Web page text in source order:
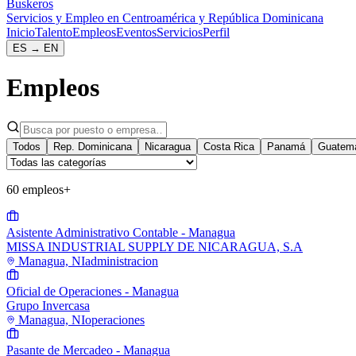
Buskeros
Servicios y Empleo en Centroamérica y República Dominicana
InicioTalentoEmpleosEventosServiciosPerfil
ES → EN
Empleos
Todos Rep. Dominicana Nicaragua Costa Rica Panamá
60 empleos+
Asistente Administrativo Contable - Managua
MISSA INDUSTRIAL SUPPLY DE NICARAGUA, S.A
Managua, NIadministracion
Oficial de Operaciones - Managua
Grupo Invercasa
Managua, NIoperaciones
Pasante de Mercadeo - Managua